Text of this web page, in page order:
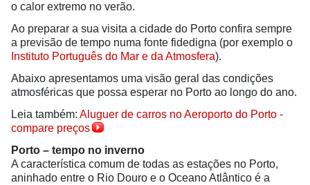
o calor extremo no verão.
Ao preparar a sua visita a cidade do Porto confira sempre
a previsão de tempo numa fonte fidedigna (por exemplo o
Instituto Português do Mar e da Atmosfera).
Abaixo apresentamos uma visão geral das condições
atmosféricas que possa esperar no Porto ao longo do ano.
Leia também: Aluguer de carros no Aeroporto do Porto -
compare preços
Porto – tempo no inverno
A característica comum de todas as estações no Porto,
aninhado entre o Rio Douro e o Oceano Atlântico é a